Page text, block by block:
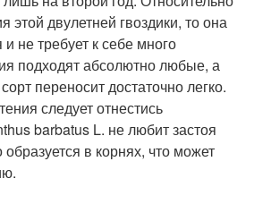
двулетней гвоздики, то она
не требует к себе много
подходят абсолютно любые, а
переносит достаточно легко.
следует отнестись
barbatus L. не любит застоя
в корнях, что может